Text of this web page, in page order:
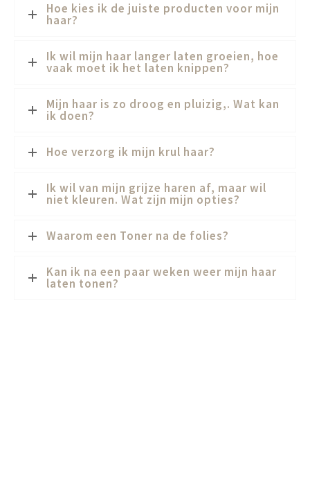
Hoe kies ik de juiste producten voor mijn
haar?
Ik wil mijn haar langer laten groeien, hoe
vaak moet ik het laten knippen?
Mijn haar is zo droog en pluizig,. Wat kan
ik doen?
Hoe verzorg ik mijn krul haar?
Ik wil van mijn grijze haren af, maar wil
niet kleuren. Wat zijn mijn opties?
Waarom een Toner na de folies?
Kan ik na een paar weken weer mijn haar
laten tonen?